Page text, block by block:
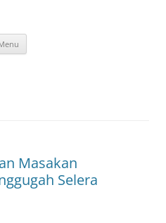
Masakan
Selera